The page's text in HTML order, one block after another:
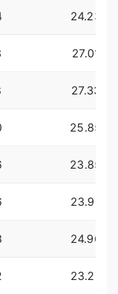
24.2390
27.0164
27.3373
25.8500
23.8538
23.9337
24.9654
23.2370